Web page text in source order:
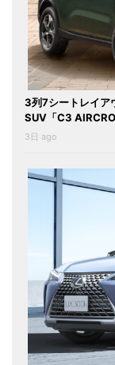
3列7シートレイア
SUV「C3
3日 ago